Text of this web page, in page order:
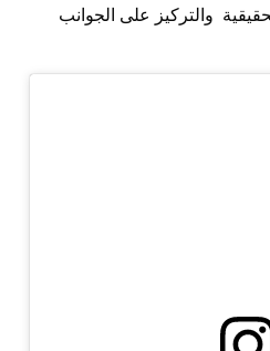
والتركيز على الجوانب